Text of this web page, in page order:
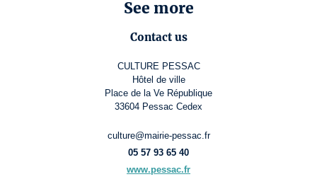
See more
Contact us
CULTURE PESSAC
Hôtel de ville
Place de la Ve République
33604 Pessac Cedex
culture@mairie-pessac.fr
05 57 93 65 40
www.pessac.fr